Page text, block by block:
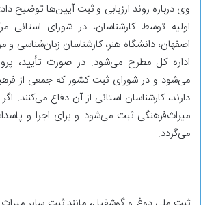
وی درباره روند ارزیابی و ثبت آیین‌ها توضیح
اولیه توسط کارشناسان، در شورای استانی
اصفهان، دانشگاه هنر، کارشناسان
اداره کل مطرح می‌شود. در صورت تأیید،
می‌شود و در شورای ثبت کشور که جمعی از
دارند، کارشناسان استانی از آن دفاع می‌کنند.
میراث‌فرهنگی ثبت می‌شود و برای اجرا و
می‌گردد.